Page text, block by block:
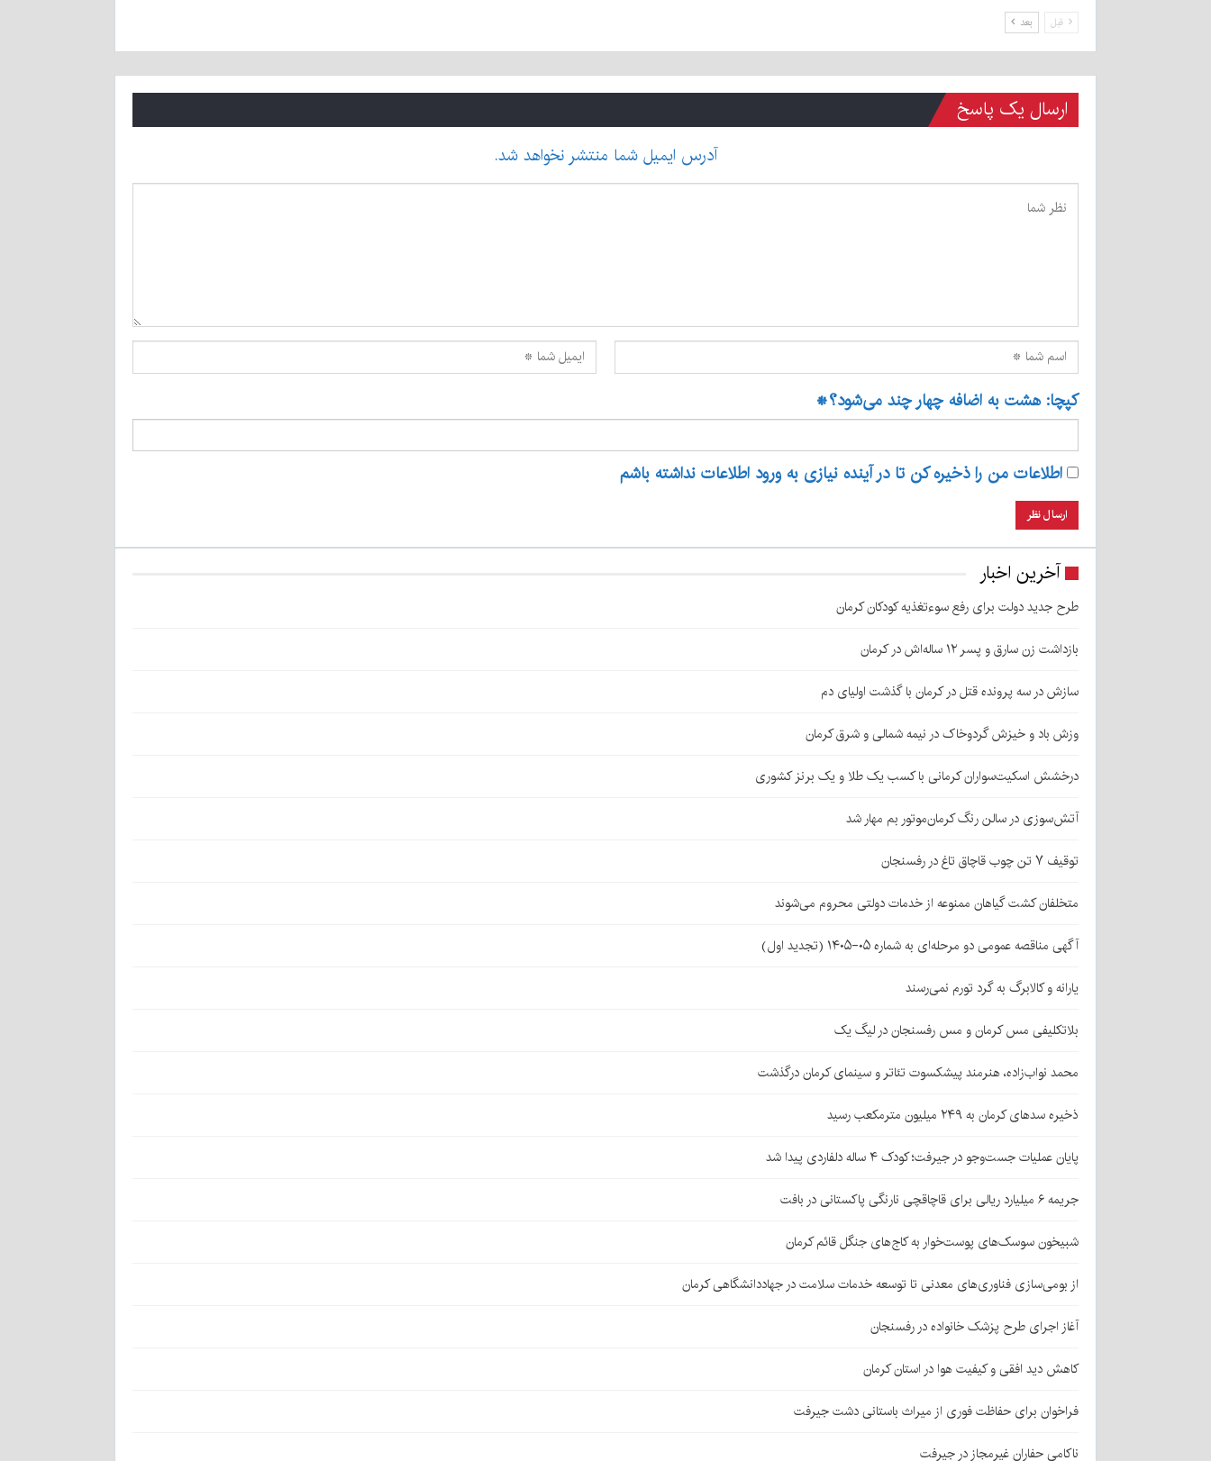
قبل بعد
ارسال یک پاسخ
آدرس ایمیل شما منتشر نخواهد شد.
کپچا: هشت به اضافه چهار چند می‌شود؟*
اطلاعات من را ذخیره کن تا در آینده نیازی به ورود اطلاعات نداشته باشم
آخرین اخبار
طرح جدید دولت برای رفع سوءتغذیه کودکان کرمان
بازداشت زن سارق و پسر ۱۲ ساله‌اش در کرمان
سازش در سه پرونده قتل در کرمان با گذشت اولیای دم
وزش باد و خیزش گردوخاک در نیمه شمالی و شرق کرمان
درخشش اسکیت‌سواران کرمانی با کسب یک طلا و یک برنز کشوری
آتش‌سوزی در سالن رنگ کرمان‌موتور بم مهار شد
توقیف ۷ تن چوب قاچاق تاغ در رفسنجان
متخلفان کشت گیاهان ممنوعه از خدمات دولتی محروم می‌شوند
آگهی مناقصه عمومی دو مرحله‌ای به شماره ۰۵-۱۴۰۵ (تجدید اول)
یارانه و کالابرگ به گرد تورم نمی‌رسند
بلاتکلیفی مس کرمان و مس رفسنجان در لیگ یک
محمد نواب‌زاده، هنرمند پیشکسوت تئاتر و سینمای کرمان درگذشت
ذخیره سدهای کرمان به ۲۴۹ میلیون مترمکعب رسید
پایان عملیات جست‌وجو در جیرفت؛ کودک ۴ ساله دلفاردی پیدا شد
جریمه ۶ میلیارد ریالی برای قاچاقچی نارنگی پاکستانی در بافت
شبیخون سوسک‌های پوست‌خوار به کاج‌های جنگل قائم کرمان
از بومی‌سازی فناوری‌های معدنی تا توسعه خدمات سلامت در جهاددانشگاهی کرمان
آغاز اجرای طرح پزشک خانواده در رفسنجان
کاهش دید افقی و کیفیت هوا در استان کرمان
فراخوان برای حفاظت فوری از میراث باستانی دشت جیرفت
ناکامی حفاران غیرمجاز در جیرفت